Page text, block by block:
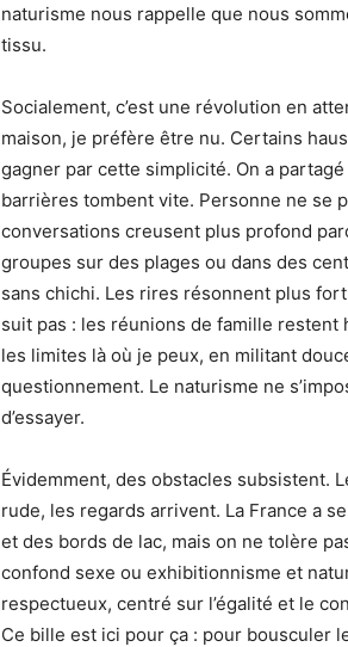
naturisme nous rappelle que nous
tissu.
Socialement, c’est une révolution en
maison, je préfère être nu. Certains
gagner par cette simplicité. On a
barrières tombent vite. Personne ne se
conversations creusent plus profond
groupes sur des plages ou dans des
sans chichi. Les rires résonnent plus
suit pas : les réunions de famille
les limites là où je peux, en militant
questionnement. Le naturisme ne
d’essayer.
Évidemment, des obstacles subsistent.
rude, les regards arrivent. La France a
et des bords de lac, mais on ne tolère
confond sexe ou exhibitionnisme et
respectueux, centré sur l’égalité et le
Ce bille est ici pour ça : pour bousculer